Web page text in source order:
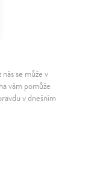
se může v
vám pomůže
v dnešním